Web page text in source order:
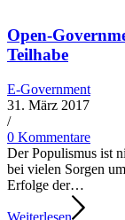
Open-
Teilhabe
E-Government
31. März 2017
/
0 Kommentare
Der Populismus ist
bei vielen Sorgen
Erfolge der…
Weiterlesen